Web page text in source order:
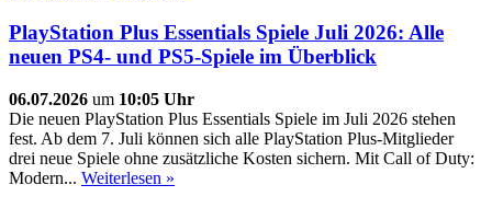
PlayStation Plus Essentials Spiele Juli 2026: Alle
neuen PS4- und PS5-Spiele im Überblick
06.07.2026 um 10:05 Uhr
Die neuen PlayStation Plus Essentials Spiele im Juli 2026 stehen
fest. Ab dem 7. Juli können sich alle PlayStation Plus-Mitglieder
drei neue Spiele ohne zusätzliche Kosten sichern. Mit Call of Duty:
Modern... Weiterlesen »